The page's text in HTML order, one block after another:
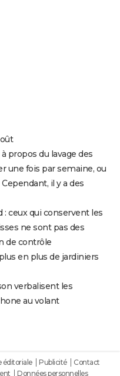
propos du lavage des
une fois par semaine, ou
il y a des
: ceux qui conservent les
ne sont pas des
de contrôle
en plus de jardiniers
verbalisent les
au volant
éditoriale Publicité
Contact
Données personnelles